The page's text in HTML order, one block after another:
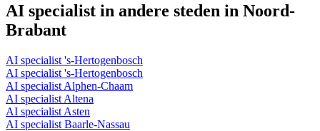
AI specialist in andere steden in Noord-
Brabant
AI specialist 's-Hertogenbosch
AI specialist 's-Hertogenbosch
AI specialist Alphen-Chaam
AI specialist Altena
AI specialist Asten
AI specialist Baarle-Nassau